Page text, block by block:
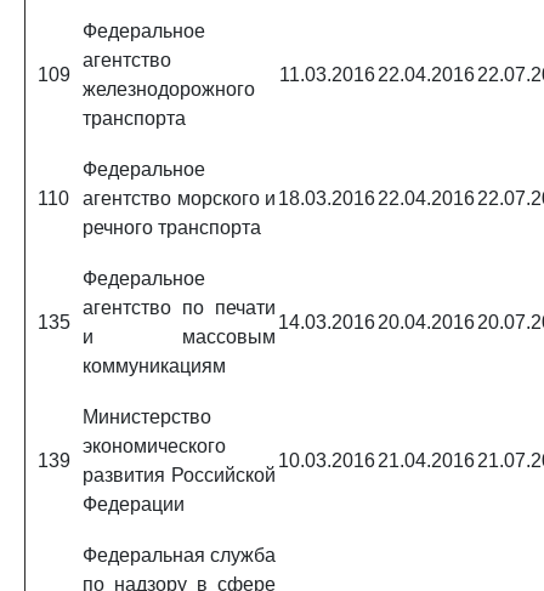
109
Федеральное
агентство
железнодорожного
транспорта
11.03.2016 22.04.2016
110
Федеральное
агентство морского и
речного транспорта
18.03.201622.04.2016
135
Федеральное
агентство по печати
и массовым
коммуникациям
14.03.201620.04.2016
139
Министерство
экономического
развития Российской
Федерации
10.03.201621.04.2016
Федеральная служба
по надзору в сфере